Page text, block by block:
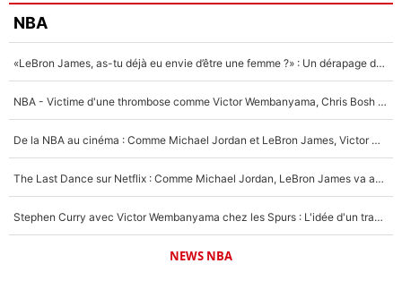
NBA
«LeBron James, as-tu déjà eu envie d’être une femme ?» : Un dérapage de Donald Trump sur la superstar de la NBA refait surface
NBA - Victime d'une thrombose comme Victor Wembanyama, Chris Bosh prévient le Français des risques sur sa santé : «J’ai failli mourir sur le coup et j’ai été ramené à la vie»
De la NBA au cinéma : Comme Michael Jordan et LeBron James, Victor Wembanyama rêve d'une carrière d'acteur !
The Last Dance sur Netflix : Comme Michael Jordan, LeBron James va avoir le droit à sa série !
Stephen Curry avec Victor Wembanyama chez les Spurs : L'idée d'un trade historique est lancée en NBA !
NEWS NBA